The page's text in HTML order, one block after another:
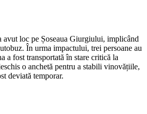
avut loc pe Șoseaua Giurgiului, implicând
În urma impactului, trei persoane au
a fost transportată în stare critică la
o anchetă pentru a stabili vinovățiile,
deviată temporar.